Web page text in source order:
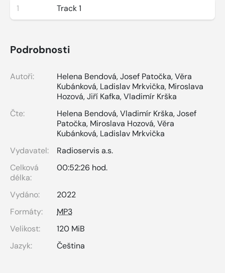
1 Track 1
Podrobnosti
Autoři: Helena Bendová,Josef Patočka,Věra
Kubánková, Ladislav Mrkvička, Miroslava
Hozová,Jiří Kafka,Vladimír Krška
Čte:
Helena Bendová,Vladimír Krška,Josef
Patočka, Miroslava Hozová,Věra
Kubánková, Ladislav Mrkvička
Vydavatel:
Radioservis a.s.
Celková
délka:
00:52:26 hod.
Vydáno:
2022
Formáty:
MP3
Velikost:
120 MiB
Jazyk:
Čeština